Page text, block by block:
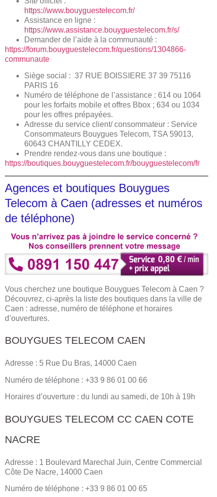
https://www.bouyguestelecom.fr/
Assistance en ligne :
https://www.assistance.bouyguestelecom.fr/s/
Demander de l’aide à la communauté :
https://forum.bouyguestelecom.fr/questions/1304866-
communaute
Siège social : 37 RUE BOISSIERE 37 39 75116
PARIS 16
Numéro de téléphone de l’assistance : 614 ou 1064
pour les forfaits mobile et offres Bbox ; 634 ou 1034
pour les offres prépayées.
Adresse du service client/ consommateur : Service
Consommateurs Bouygues Telecom, TSA 59013,
60643 CHANTILLY CEDEX.
Prendre rendez-vous dans une boutique :
https://boutiques.bouyguestelecom.fr/bouyguestelecom/fr
Agences et boutiques Bouygues
Telecom à Caen (adresses et numéros
de téléphone)
Vous cherchez une boutique Bouygues Telecom à Caen ?
Découvrez, ci-après la liste des boutiques dans la ville de
Caen : adresse, numéro de téléphone et horaires
d’ouvertures.
BOUYGUES TELECOM CAEN
Adresse : 5 Rue Du Bras, 14000 Caen
Numéro de téléphone : +33 9 86 01 00 66
Horaires d’ouverture : du lundi au samedi, de 10h à 19h
BOUYGUES TELECOM CC CAEN COTE
NACRE
Adresse : 1 Boulevard Marechal Juin, Centre Commercial
Côte De Nacre, 14000 Caen
Numéro de téléphone : +33 9 86 01 00 65